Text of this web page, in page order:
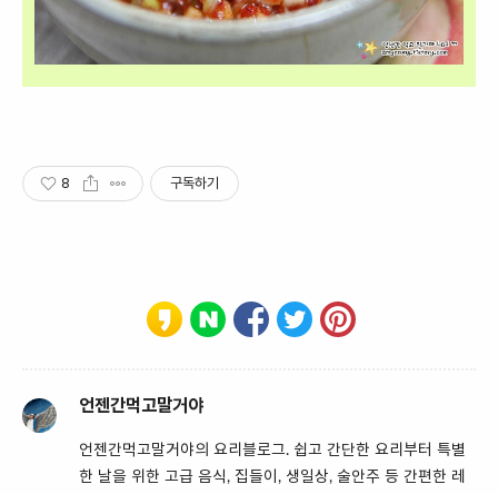
8 구독하기
언젠간먹고말거야
언젠간먹고말거야의 요리블로그. 쉽고 간단한 요리부터 특별
한 날을 위한 고급 음식, 집들이, 생일상, 술안주 등 간편한 레